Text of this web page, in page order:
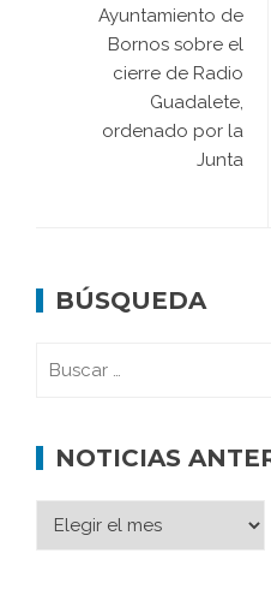
Ayuntamiento de
Bornos sobre el
cierre de Radio
Guadalete,
ordenado por la
Junta
BÚSQUEDA
NOTICIAS